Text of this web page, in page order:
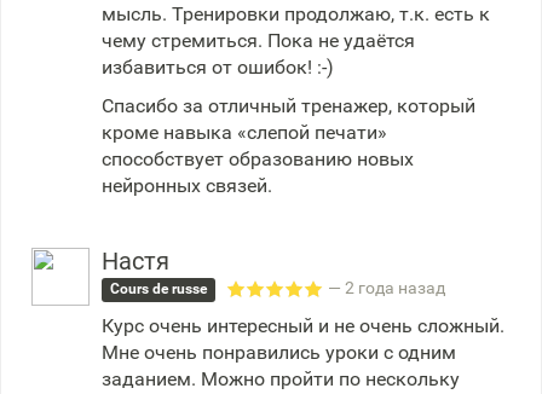
мысль. Тренировки продолжаю, т.к. есть к
чему стремиться. Пока не удаётся
избавиться от ошибок! :-)
Спасибо за отличный тренажер, который
кроме навыка «слепой печати»
способствует образованию новых
нейронных связей.
Настя
Cours de russe — 2 года назад
Курс очень интересный и не очень сложный.
Мне очень понравились уроки с одним
заданием. Можно пройти по нескольку